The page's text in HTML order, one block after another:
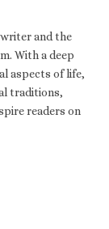
and the
With a deep
aspects of life,
traditions,
readers on